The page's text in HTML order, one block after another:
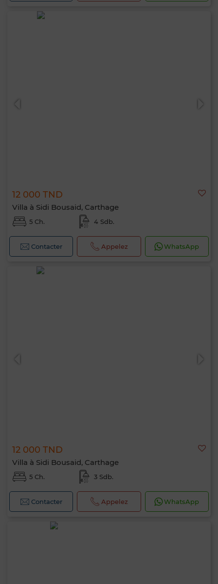
12 000 TND
Villa à Sidi Bousaid, Carthage
5 Ch. 4 Sdb.
Contacter Appelez WhatsApp
12 000 TND
Villa à Sidi Bousaid, Carthage
5 Ch. 3 Sdb.
Contacter Appelez WhatsApp